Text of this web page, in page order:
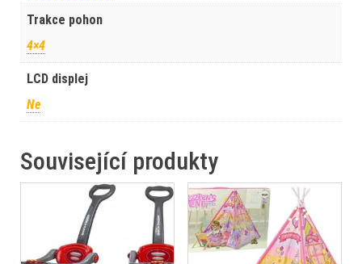
Trakce pohon
4×4
LCD displej
Ne
Související produkty